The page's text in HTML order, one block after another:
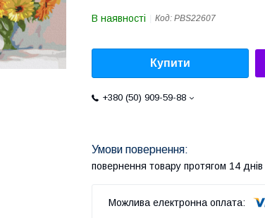
В наявності Код: PBS22607
Купити
+380 (50) 909-59-88
повернення товару протягом 14 днів